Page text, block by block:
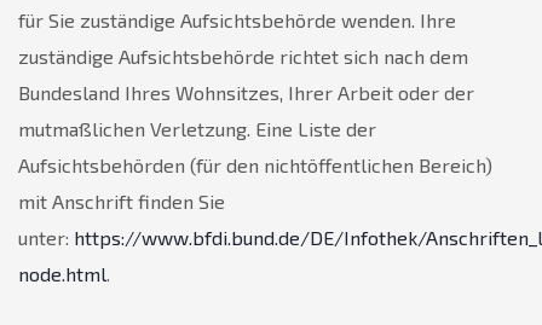
für Sie zuständige Aufsichtsbehörde wenden. Ihre
zuständige Aufsichtsbehörde richtet sich nach dem
Bundesland Ihres Wohnsitzes, Ihrer Arbeit oder der
mutmaßlichen Verletzung. Eine Liste der
Aufsichtsbehörden (für den nichtöffentlichen Bereich)
mit Anschrift finden Sie
unter: https://www.bfdi.bund.de/DE/Infothek/
node.html.